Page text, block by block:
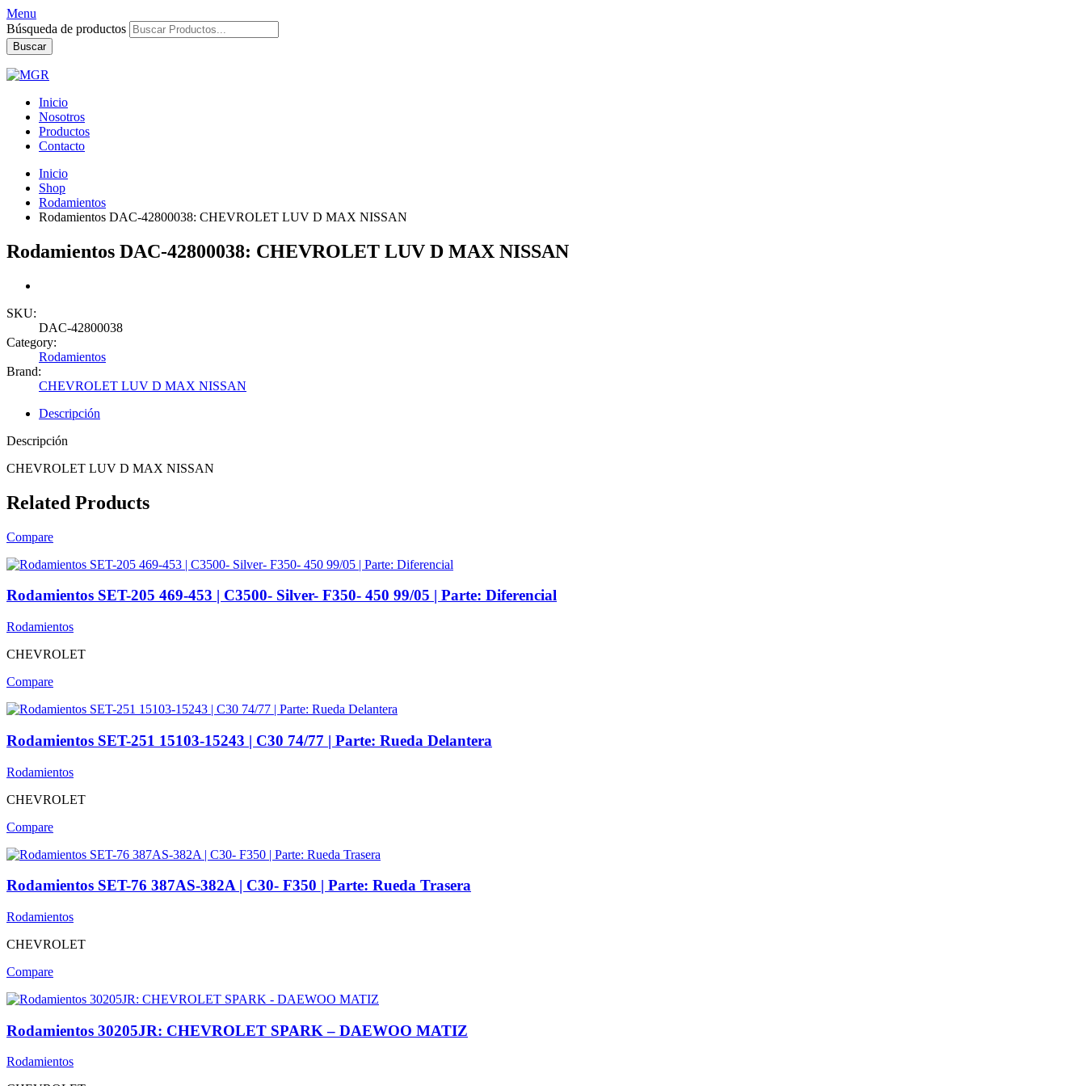
Menu
Búsqueda de productos
Buscar
Inicio
Nosotros
Productos
Contacto
Inicio
Shop
Rodamientos
Rodamientos DAC-42800038: CHEVROLET LUV D MAX NISSAN
Rodamientos DAC-42800038: CHEVROLET LUV D MAX NISSAN
SKU:
DAC-42800038
Category:
Rodamientos
Brand:
CHEVROLET LUV D MAX NISSAN
Descripción
Descripción
CHEVROLET LUV D MAX NISSAN
Related Products
Compare
Rodamientos SET-205 469-453 | C3500- Silver- F350- 450 99/05 | Parte: Diferencial
Rodamientos
CHEVROLET
Compare
Rodamientos SET-251 15103-15243 | C30 74/77 | Parte: Rueda Delantera
Rodamientos
CHEVROLET
Compare
Rodamientos SET-76 387AS-382A | C30- F350 | Parte: Rueda Trasera
Rodamientos
CHEVROLET
Compare
Rodamientos 30205JR: CHEVROLET SPARK – DAEWOO MATIZ
Rodamientos